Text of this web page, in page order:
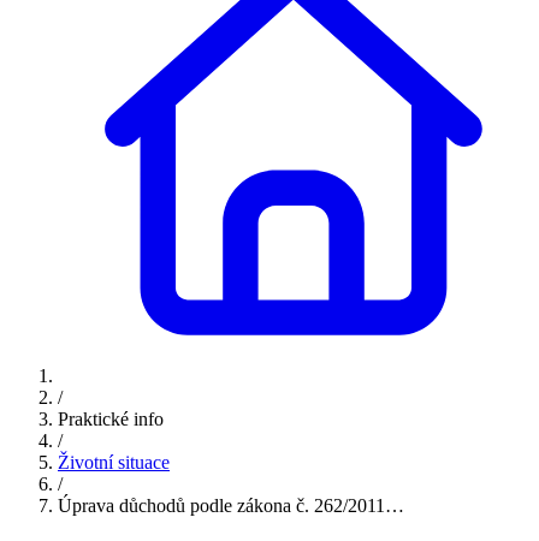
/
Praktické info
/
Životní situace
/
Úprava důchodů podle zákona č. 262/2011…